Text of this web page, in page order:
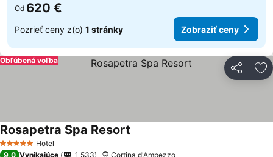
Od 620 €
Pozrieť ceny z(o) 1 stránky Zobraziť ceny
Zdieľať
Obľúbená voľba
5 Počet hviezdičiek
Hotel
Rosapetra Spa Resort
9,0 Vynikajúce 1 533 Cortina d'Ampezzo